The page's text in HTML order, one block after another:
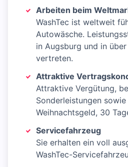
Arbeiten beim
WashTec ist weltweit
Autowäsche.
in Augsburg und in
vertreten.
Attraktive
Attraktive Vergütung,
Sonderleistungen
Weihnachtsgeld, 30
Servicefahrzeug
Sie erhalten ein voll
WashTec-